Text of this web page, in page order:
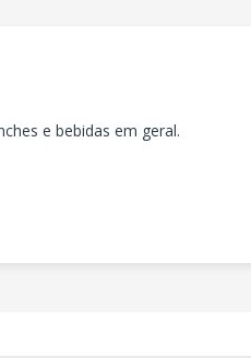
e bebidas em geral.